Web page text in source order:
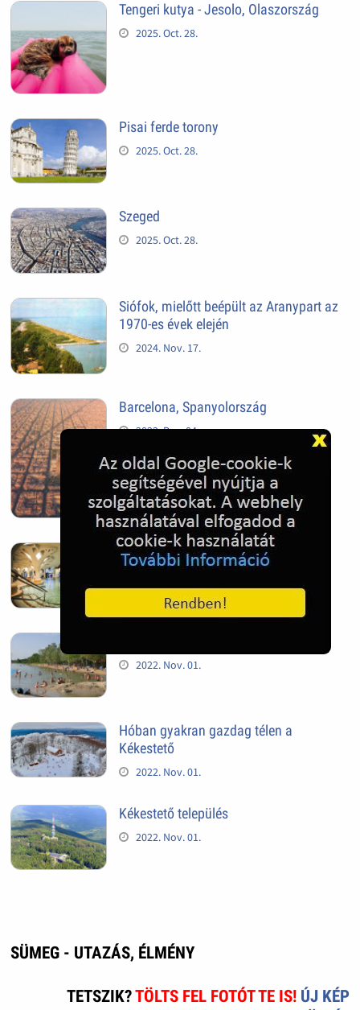
Tengeri kutya - Jesolo, Olaszország
2025. Oct. 28.
Pisai ferde torony
2025. Oct. 28.
Szeged
2025. Oct. 28.
Siófok, mielőtt beépült az Aranypart az
1970-es évek elején
2024. Nov. 17.
Barcelona, Spanyolország
2022. Dec. 04.
Hagymatikum | Makó fürdő
2022. Nov. 01.
Hóban gyakran gazdag télen a
Kékestető
2022. Nov. 01.
Kékestető település
2022. Nov. 01.
SÜMEG - UTAZÁS, ÉLMÉNY
TETSZIK?TÖLTS FEL FOTÓT TE IS! ÚJ KÉP